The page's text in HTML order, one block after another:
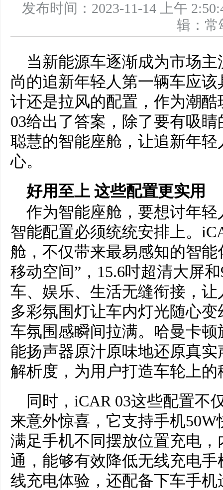
发布时间：2023-11-14 上午
辑：
当新能源车逐渐成为市场
尚的追新年轻人第一辆车应
计还是拉风的配置，作为潮
03给出了答案，除了要有吸
聪慧的智能座舱，让追新年
心。
好用至上 这些配置更实用
作为智能座舱，要想讨年
智能配置必须统统安排上。
舱，不仅带来最易感知的智
移动空间”，15.6吋超清大屏
车、娱乐、生活无缝衔接，
多彩氛围灯让车内灯光随心
车氛围感瞬间拉满。哈曼卡
能扬声器原汁原味地还原真
解析度，为用户打造车轮上的
同时，iCAR 03这些配置不
来意外惊喜，它支持手机
满足手机不同摆放位置充电
通，能够有效降低无线充电
线充电体验，还配备下车手